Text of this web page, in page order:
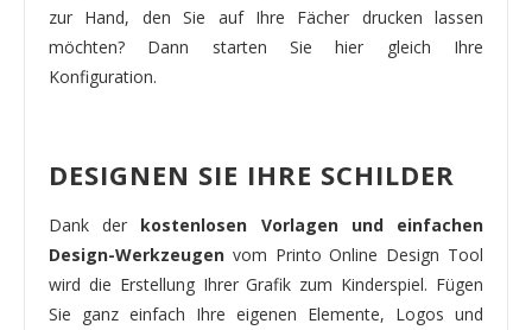
zur Hand, den Sie auf Ihre Fächer drucken lassen
möchten? Dann starten Sie hier gleich Ihre
Konfiguration.
DESIGNEN SIE IHRE SCHILDER
Dank der kostenlosen Vorlagen und einfachen
Design-Werkzeugen vom Printo Online Design Tool
wird die Erstellung Ihrer Grafik zum Kinderspiel. Fügen
Sie ganz einfach Ihre eigenen Elemente, Logos und